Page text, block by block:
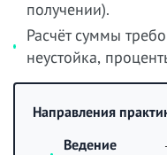
получении).
Расчёт суммы
неустойка,
Направления
Ведение